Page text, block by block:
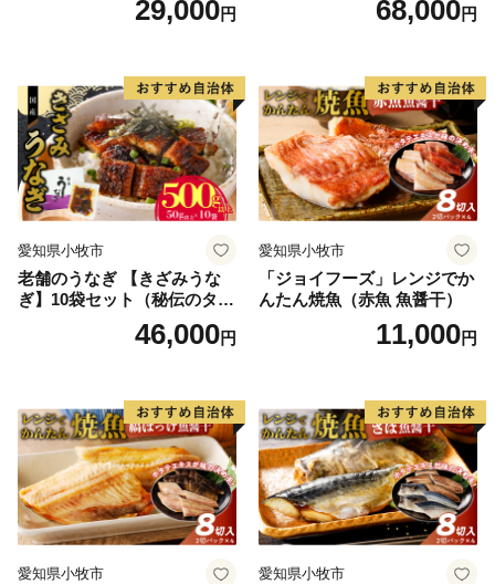
29,000円 68,000円
愛知県小牧市
老舗のうなぎ 【きざみうな
ぎ】10袋セット（秘伝のタレ
46,000円
愛知県小牧市
「ジョイフーズ」レンジでか
んたん焼魚（赤魚 魚醤干）
11,000円
愛知県小牧市 愛知県小牧市